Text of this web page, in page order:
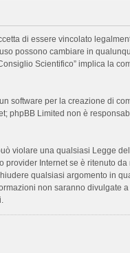
di essere vincolato
possono cambiare in
Scientifico” implica la
software per la creazione di
phpBB Limited non è
violare una qualsiasi Legge
Internet se è ritenuto
qualsiasi argomento in
non saranno divulgate